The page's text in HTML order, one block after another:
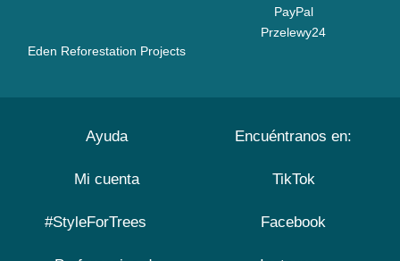
Eden Reforestation Projects
PayPal
Przelewy24
Ayuda
Mi cuenta
#StyleForTrees
Encuéntranos en:
TikTok
Facebook